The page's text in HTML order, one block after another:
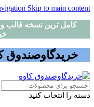
Skip to main content
کامل ترین نسخه قالب
خریدگاوصندوق
دسته را انتخاب کنید